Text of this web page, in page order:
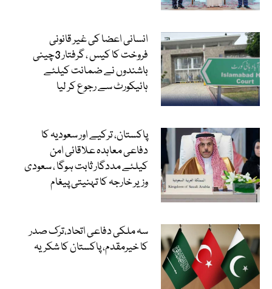
انسانی اعضا کی غیر قانونی
فروخت کا کیس ، گرفتار 3چینی
باشندوں نے ضمانت کیلئے
ہائیکورٹ سے رجوع کر لیا
پاکستان، ترکیے اور سعودیہ کا
دفاعی معاہدہ علاقائی امن
کیلئے مددگار ثابت ہوگا ، سعودی
وزیر خارجہ کا تہنیتی پیغام
سہ ملکی دفاعی اتحاد،ترک صدر
کا خیرمقدم، پاکستان کا شکریہ